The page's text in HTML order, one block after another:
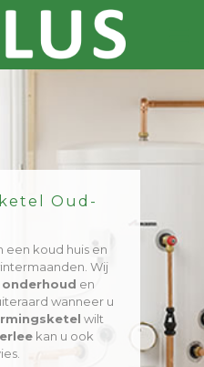
Oud-
een koud huis en
Wij
onderhoud en
wanneer u
wilt
kan u ook